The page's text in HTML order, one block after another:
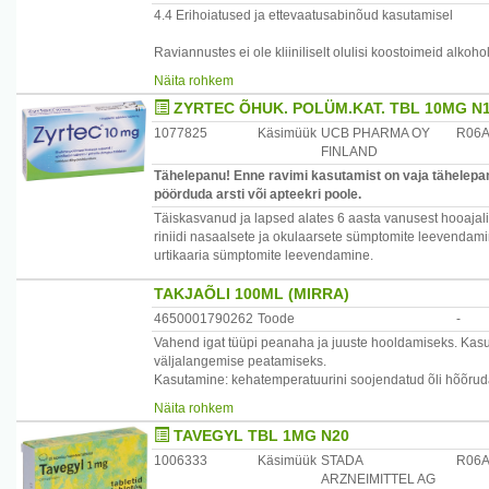
otsik.
lahtistiga.
Pakend: Metallist aerosoolpudel kahe erineva otsikuga
Tootja: Cheminova Internacional, Hispaania
Maaletooja: Aconit AS
4.4 Erihoiatused ja ettevaatusabinõud kasutamisel
Raviannustes ei ole kliiniliselt olulisi koostoimeid
Tuleb olla ettevaatlik patsientide puhul, kellel on
prostata hüperplaasia), kuna tsetirisiin võib suurendada
Epilepsia ja krambiohuga patsientidel on soovitatav
Metüülparahüdroksübensoaat ja
hilistüüpi).
2
Päriliku fruktoositalumatusega patsiendid ei tohi
Antihistamiinid aeglustavad allergia nahateste ja enne
väljauhteperiood.
Lapsed
Antud ravimvormi mõne abiaine sisalduse tõttu ei
Näita rohkem
ZYRTEC ÕHUK. POLÜM.KAT. TBL 10MG
1077825 Käsimüük UCB PHARMA OY
FINLAND
Tähelepanu! Enne ravimi kasutamist on vaja
pöörduda arsti või apteekri poole.
Täiskasvanud ja lapsed alates 6 aasta vanusest
riniidi nasaalsete ja okulaarsete sümptomite
urtikaaria sümptomite leevendamine.
TAKJAÕLI 100ML (MIRRA)
4650001790262 Toode
-
Vahend igat tüüpi peanaha ja juuste hooldamiseks.
väljalangemise peatamiseks.
Kasutamine: kehatemperatuurini soojendatud õli
Koostis: takjajuur, inuliin, vitamiinide kompleks,
Päritolumaa: Venemaa
Maaletooja: AS Paira, Pae 8, Tallinn, Eesti
Näita rohkem
TAVEGYL TBL 1MG N20
1006333 Käsimüük STADA
ARZNEIMITTEL AG